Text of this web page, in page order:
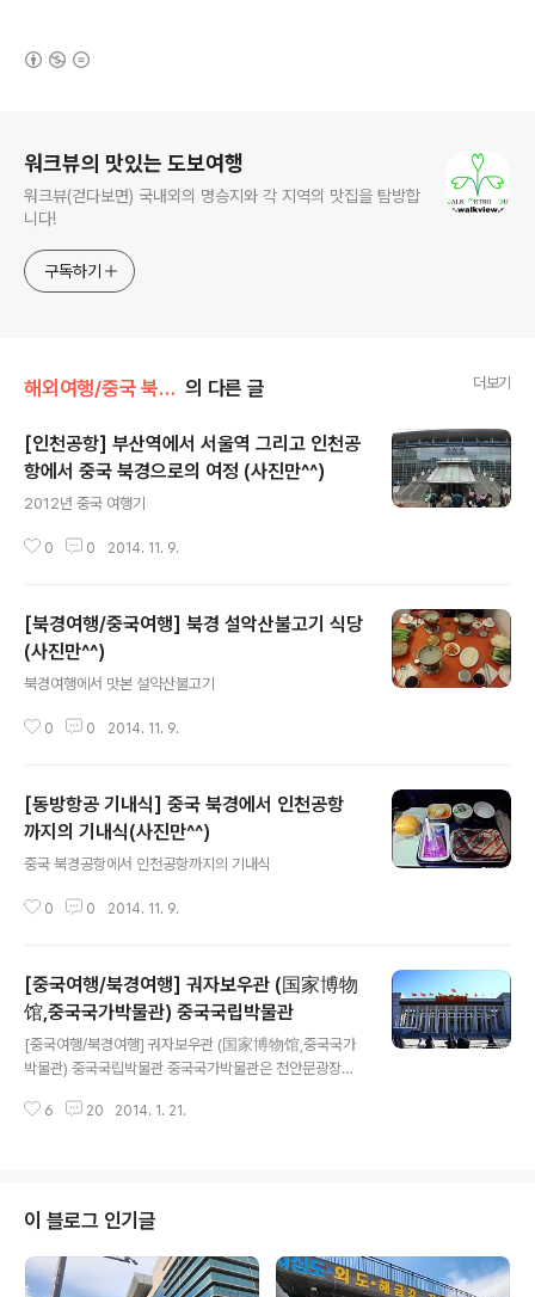
워크뷰의 맛있는 도보여행
워크뷰(걷다보면) 국내외의 명승지와 각 지역의 맛집을 탐방합
니다!
구독하기
해외여행/중국 북경 여행 의 다른 글 더보기
[인천공항] 부산역에서 서울역 그리고 인천공
항에서 중국 북경으로의 여정 (사진만^^)
2012년 중국 여행기
0 0 2014. 11. 9.
[북경여행/중국여행] 북경 설악산불고기 식당
(사진만^^)
북경여행에서 맛본 설약산불고기
0 0 2014. 11. 9.
[동방항공 기내식] 중국 북경에서 인천공항
까지의 기내식(사진만^^)
중국 북경공항에서 인천공항까지의 기내식
0 0 2014. 11. 9.
[중국여행/북경여행] 궈자보우관 (国家博物
馆,중국국가박물관) 중국국립박물관
[중국여행/북경여행] 궈자보우관 (国家博物馆,중국국가
박물관) 중국국립박물관 중국국가박물관은 천안문광장의
색관광(애국주의교육)의 대표적인 곳입니다1월의 칼바람
를 통하여 가다보니 친절한 가이드가 다 해놓았어요 패키
지의 편리함이죠^^ 우리의 안내를 맞은 가이드가 태극기를
흔들며 따라오라고 합니다^^ 포스팅을 1년이 지나서 합니
다^^ 일단 외형부터 크기가 압도를 하는군요 2003년 2월
6 20 2014. 1. 21.
이 블로그 인기글